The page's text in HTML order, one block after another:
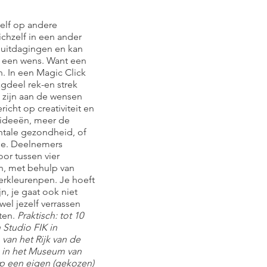
op andere
in een ander
en kan
wens. Want een
In een Magic Click
rek-en strek
aan de wensen
op creativiteit en
meer de
gezondheid, of
Deelnemers
tussen vier
met behulp van
Je hoeft
je gaat ook niet
jezelf verrassen
Praktisch: tot 10
FIK in
het Rijk van de
het Museum van
een eigen (gekozen)